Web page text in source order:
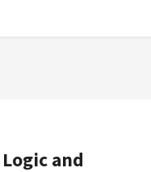
and